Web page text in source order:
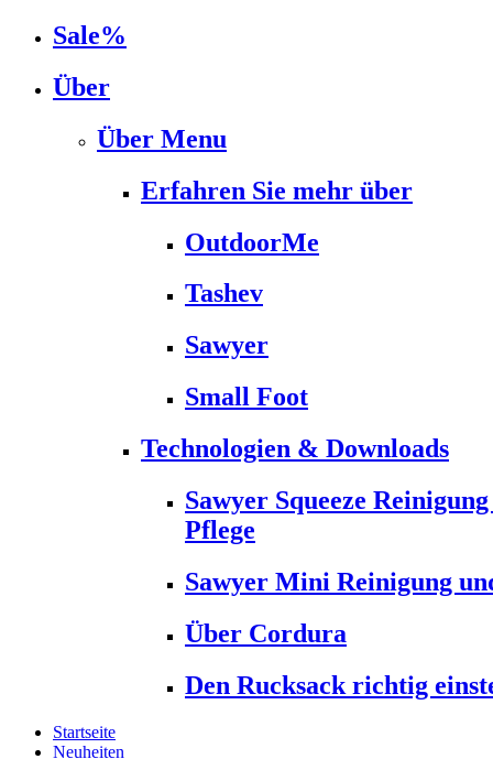
Sale%
Über
Über Menu
Erfahren Sie mehr über
OutdoorMe
Tashev
Sawyer
Small Foot
Technologien & Downloads
Sawyer Squeeze
Pflege
Sawyer Mini Reinigung
Über Cordura
Den Rucksack richtig
Startseite
Neuheiten